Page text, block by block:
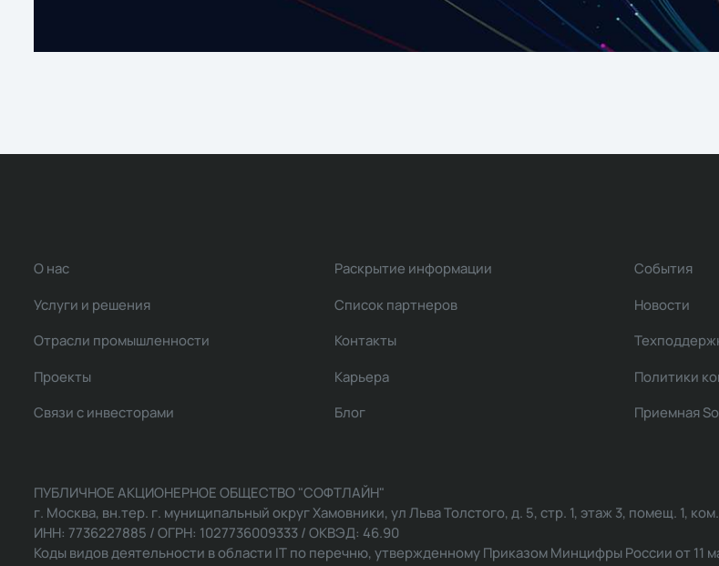
О нас
Услуги и решения
Отрасли промышленности
Проекты
Связи с инвесторами
Раскрытие информации
Список партнеров
Контакты
Карьера
Блог
События
Новости
Политики
Приемная
ПУБЛИЧНОЕ АКЦИОНЕРНОЕ ОБЩЕСТВО "СОФТЛАЙН"
г. Москва, вн.тер. г. муниципальный округ Хамовники, ул Льва Толстого, д. 5, стр. 1, этаж 3, помещ. 1,
ИНН: 7736227885 / ОГРН: 1027736009333 / ОКВЭД: 46.90
Коды видов деятельности в области IT по перечню, утвержденному Приказом Минцифры России от 11